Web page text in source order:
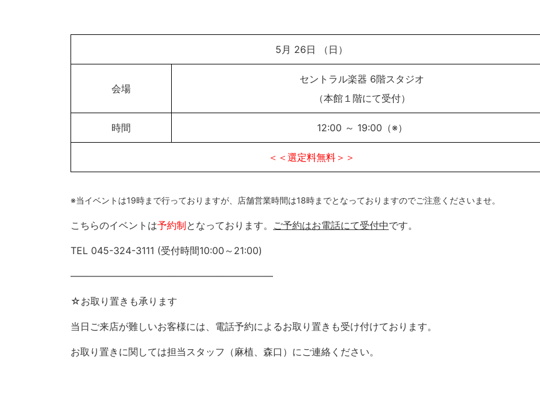
5月 26日 （日）
会場
セントラル楽器 6階スタジオ
（本館１階にて受付）
時間 12:00 ～ 19:00（※）
＜＜選定料無料＞＞
※当イベントは19時まで行っておりますが、店舗営業時間は18時までとなっておりますのでご注意くださいませ。
こちらのイベントは予約制となっております。 ご予約はお電話にて受付中です。
TEL 045-324-3111 (受付時間10:00～21:00)
―――――――――――――――――――――
☆お取り置きも承ります
当日ご来店が難しいお客様には、電話予約によるお取り置きも受け付けております。
お取り置きに関しては担当スタッフ（麻植、森口）にご連絡ください。